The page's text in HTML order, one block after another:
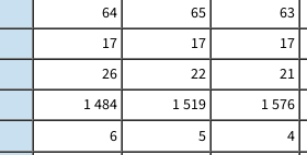
64 65 63
17 17 17
26 22 21
1 484 1 519 1 576
6 5 4